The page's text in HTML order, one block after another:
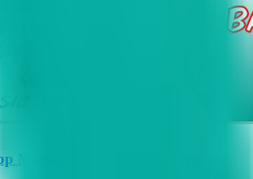
Massal Terbaik di Indonesia